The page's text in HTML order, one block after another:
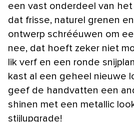
een vast onderdeel van het
dat frisse, naturel grenen
ontwerp schrééuwen om
nee, dat hoeft zeker niet
lik verf en een ronde
kast al een geheel nieuwe
geef de handvatten een
shinen met een metallic
stijlupgrade!